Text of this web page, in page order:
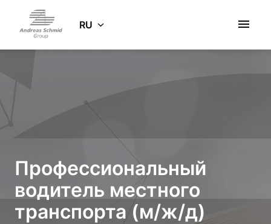
springenStartseite RU
Профессиональный
водитель местного
транспорта (м/ж/д)